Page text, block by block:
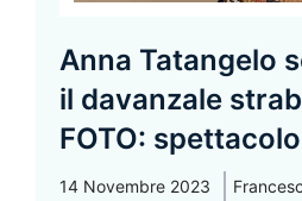
Anna Tatangelo
il davanzale
FOTO:
14 Novembre 2023